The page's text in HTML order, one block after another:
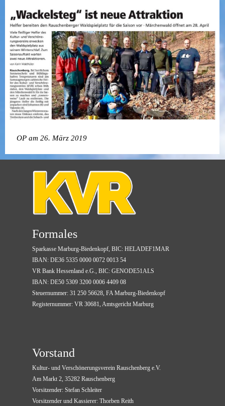
OP am 26. März 2019
Formales
Sparkasse Marburg-Biedenkopf, BIC: HELADEF1MAR
IBAN: DE36 5335 0000 0072 0013 54
VR Bank Hessenland e.G., BIC: GENODE51ALS
IBAN: DE50 5309 3200 0006 4409 08
Steuernummer: 31 250 56628, FA Marburg-Biedenkopf
Registernummer: VR 30681, Amtsgericht Marburg
Vorstand
Kultur- und Verschönerungsverein Rauschenberg e.V.
Am Markt 2, 35282 Rauschenberg
Vorsitzender: Stefan Schleiter
Vorsitzender und Kassierer: Thorben Reith